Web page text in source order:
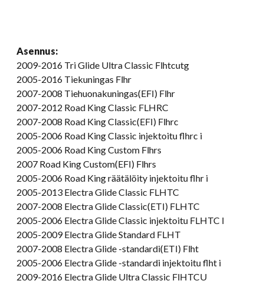
Asennus:
2009-2016 Tri Glide Ultra Classic Flhtcutg
2005-2016 Tiekuningas Flhr
2007-2008 Tiehuonakuningas(EFI) Flhr
2007-2012 Road King Classic FLHRC
2007-2008 Road King Classic(EFI) Flhrc
2005-2006 Road King Classic injektoitu flhrc i
2005-2006 Road King Custom Flhrs
2007 Road King Custom(EFI) Flhrs
2005-2006 Road King räätälöity injektoitu flhr i
2005-2013 Electra Glide Classic FLHTC
2007-2008 Electra Glide Classic(ETI) FLHTC
2005-2006 Electra Glide Classic injektoitu FLHTC I
2005-2009 Electra Glide Standard FLHT
2007-2008 Electra Glide -standardi(ETI) Flht
2005-2006 Electra Glide -standardi injektoitu flht i
2009-2016 Electra Glide Ultra Classic FlHTCU